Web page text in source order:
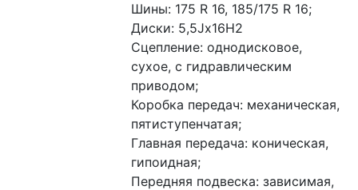
Шины: 175 R 16, 185/175 R 16;
Диски: 5,5Jх16Н2
Сцепление: однодисковое,
сухое, с гидравлическим
приводом;
Коробка передач: механическая,
пятиступенчатая;
Главная передача: коническая,
гипоидная;
Передняя подвеска: зависимая,